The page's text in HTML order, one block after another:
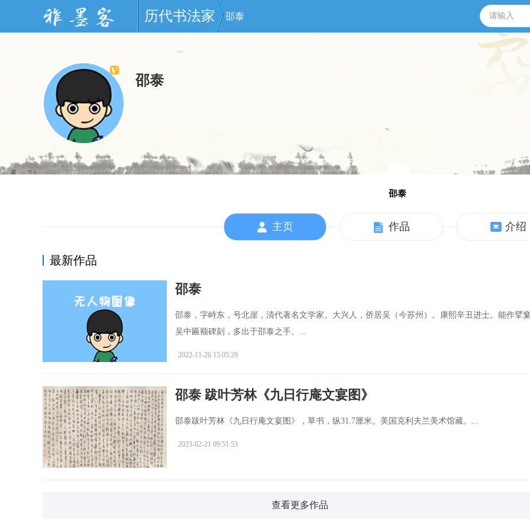
历代书法家 邵泰
邵泰
邵泰
主页 作品 介绍
最新作品
邵泰
邵泰，字峙东，号北崖，清代著名文学家。大兴人，侨居吴（今苏州）。康熙辛丑进士。能作擘
吴中匾额碑刻，多出于邵泰之手。...
2022-11-26 15:05:29
邵泰 跋叶芳林《九日行庵文宴图》
邵泰跋叶芳林《九日行庵文宴图》，草书，纵31.7厘米。美国克利夫兰美术馆藏。...
2023-02-21 09:51:53
查看更多作品